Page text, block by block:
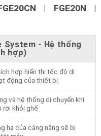
| FGE20N |
- Hệ thống
hợp)
hợp hiển thị tốc độ di
động của thiết bị
và hệ thống di chuyển khi
rời khỏi ghế
hạ của càng nâng sẽ bị